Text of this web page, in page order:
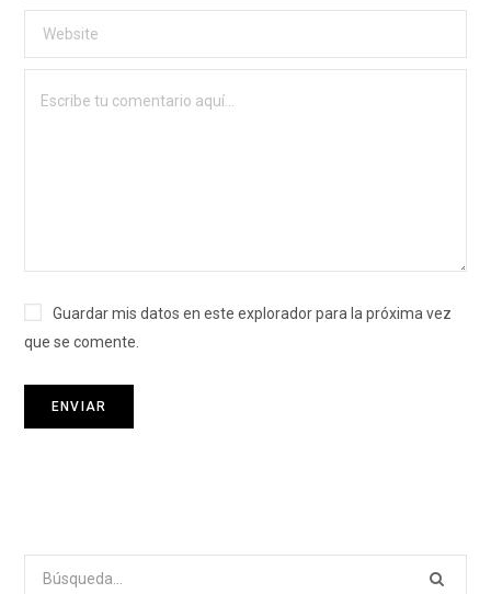
Guardar mis datos en este explorador para la próxima vez
que se comente.